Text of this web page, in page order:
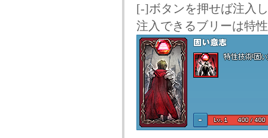
[-]ボタンを押せば注入
注入できるブリーは特